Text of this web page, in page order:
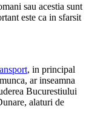
sau acestia sunt
este ca in sfarsit
, in principal
ar inseamna
Bucurestiului
alaturi de